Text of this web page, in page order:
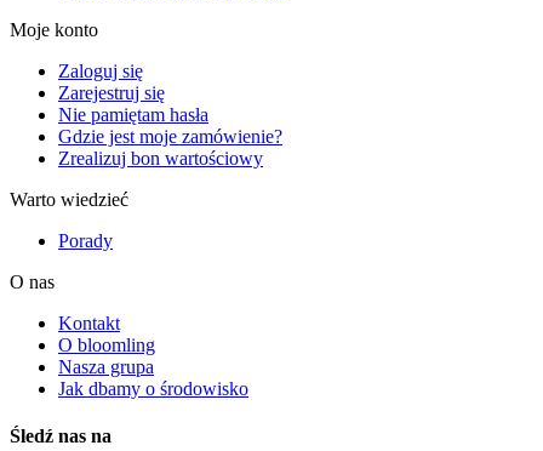
Moje konto
Zaloguj się
Zarejestruj się
Nie pamiętam hasła
Gdzie jest moje zamówienie?
Zrealizuj bon wartościowy
Warto wiedzieć
Porady
O nas
Kontakt
O bloomling
Nasza grupa
Jak dbamy o środowisko
Śledź nas na